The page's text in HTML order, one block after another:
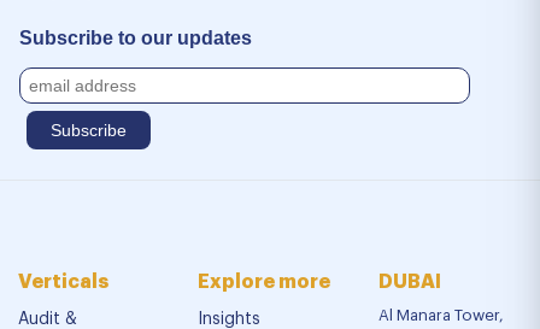
Subscribe to our updates
Verticals
Audit &
Explore more
Insights
DUBAI
Al Manara Tower,